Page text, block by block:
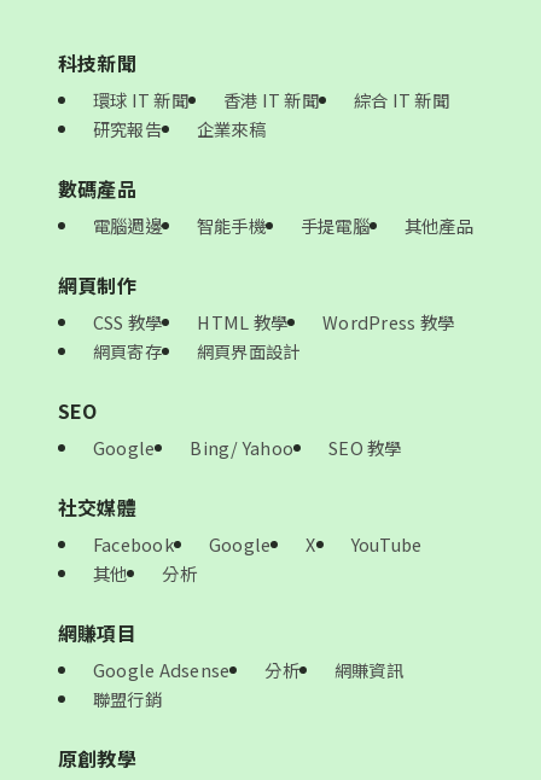
科技新聞
環球 IT 新聞 香港 IT 新聞
綜合 IT 新聞
研究報告
企業來稿
數碼產品
電腦週邊 智能手機 手提電腦 其他產品
網頁制作
CSS 教學 HTML 教學
WordPress 教學
網頁寄存
網頁界面設計
SEO
Google Bing/ Yahoo SEO 教學
社交媒體
Facebook Google X
YouTube
其他
分析
網賺項目
Google Adsense 分析
網賺資訊
聯盟行銷
原創教學